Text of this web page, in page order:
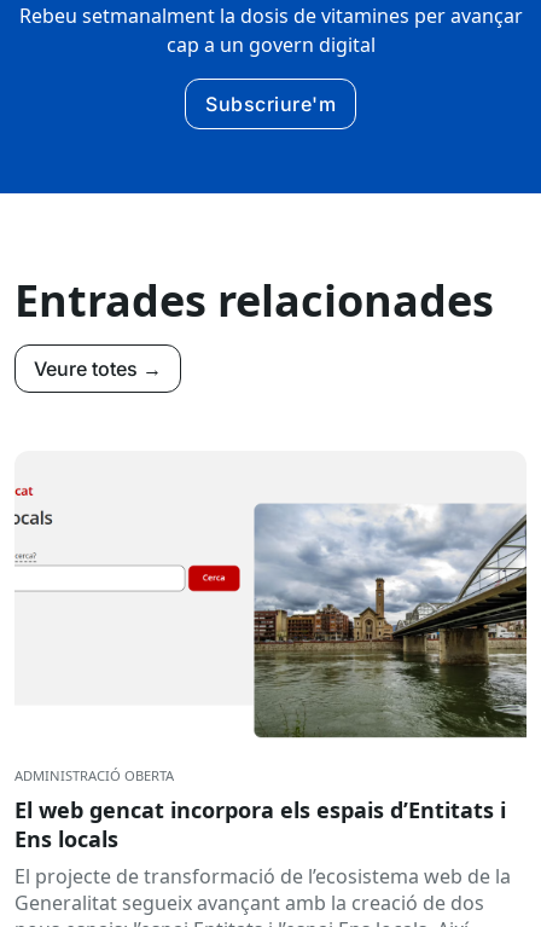
Rebeu setmanalment la dosis de vitamines per avançar
cap a un govern digital
Subscriure'm
Entrades relacionades
Veure totes →
ADMINISTRACIÓ OBERTA
El web gencat incorpora els espais d’Entitats i
Ens locals
El projecte de transformació de l’ecosistema web de la
Generalitat segueix avançant amb la creació de dos